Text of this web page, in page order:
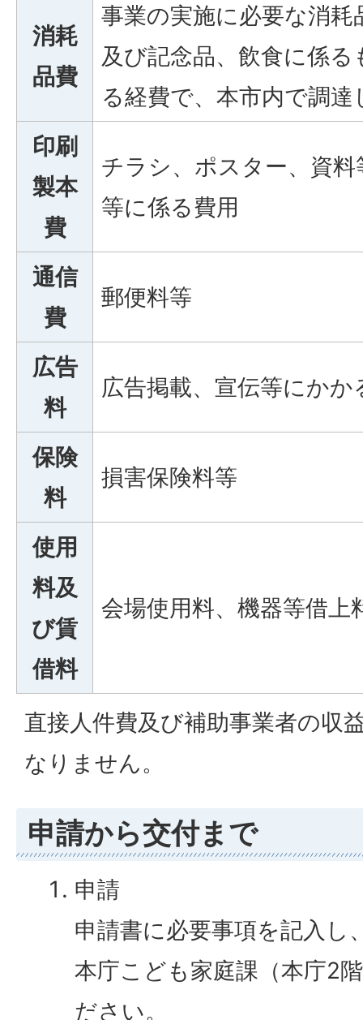
消耗
品費
事業の実施に必要な消
及び記念品、飲食に係
る経費で、本市内で調達
印刷
製本
費
チラシ、ポスター、資
等に係る費用
通信
費
郵便料等
広告
料
広告掲載、宣伝等にかか
保険
料
損害保険料等
使用
料及
び賃
借料
会場使用料、機器等借上
直接人件費及び補助事業者の収
なりません。
申請から交付まで
申請
申請書に必要事項を記入し
本庁こども家庭課（本庁2
ださい。